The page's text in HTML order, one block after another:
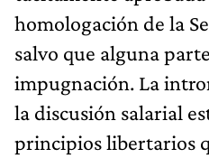
homologación de la
salvo que alguna
impugnación. La
la discusión salarial
principios libertarios